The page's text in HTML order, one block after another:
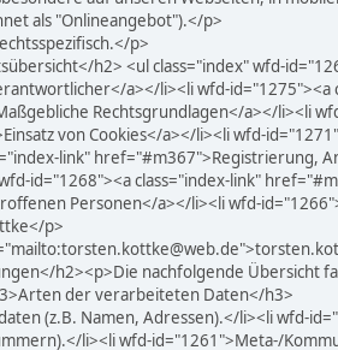
als "Onlineangebot").</p>
p>
h2> <ul class="index" wfd-
a></li><li wfd-
Rechtsgrundlagen</a></li><li
von Cookies</a></li><li wfd-
link" href="#m367">Registrierung,
id="1268"><a class="index-link"
Personen</a></li><li wfd-
p>
h2><p>Die nachfolgende Übersicht
der verarbeiteten Daten</h3>
(z.B. Namen, Adressen).</li><li wfd-
li><li wfd-id="1261">Meta-/